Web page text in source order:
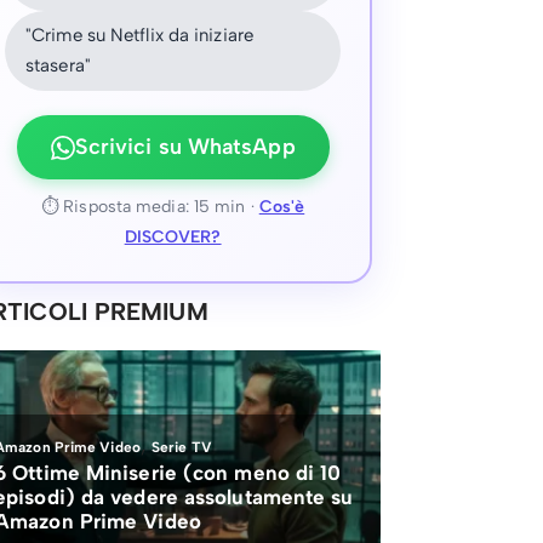
"Crime su Netflix da iniziare
stasera"
Scrivici su WhatsApp
⏱ Risposta media: 15 min · Cos'è
DISCOVER?
PREMIUM